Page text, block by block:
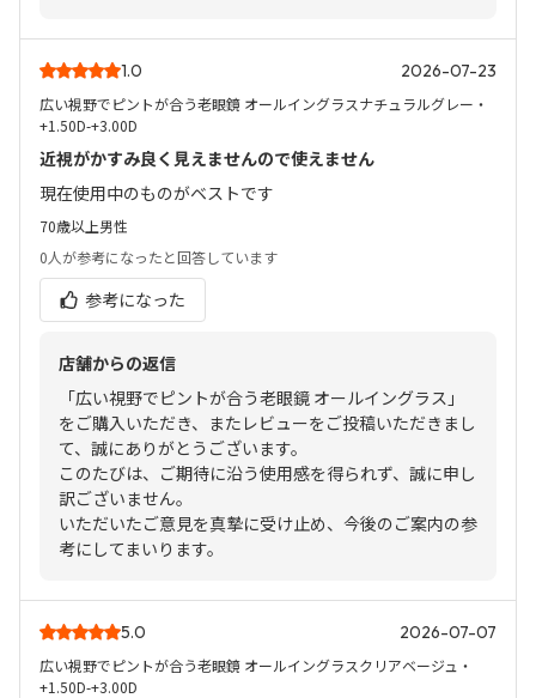
1.0 2026-07-23
広い視野でピントが合う老眼鏡 オールイングラスナチュラルグレー・
+1.50D-+3.00D
近視がかすみ良く見えませんので使えません
現在使用中のものがベストです
70歳以上男性
0人が参考になったと回答しています
参考になった
店舗からの返信
「広い視野でピントが合う老眼鏡 オールイングラス」
をご購入いただき、またレビューをご投稿いただきまし
て、誠にありがとうございます。
このたびは、ご期待に沿う使用感を得られず、誠に申し
訳ございません。
いただいたご意見を真摯に受け止め、今後のご案内の参
考にしてまいります。
5.0 2026-07-07
広い視野でピントが合う老眼鏡 オールイングラスクリアベージュ・
+1.50D-+3.00D